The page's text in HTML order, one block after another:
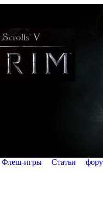
Флеш-игры Статьи